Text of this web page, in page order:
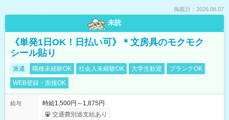
掲載日：2026.08.07
未読
《単発1日OK！日払い可》＊文房具のモクモク
シール貼り
派遣 職種未経験OK 社会人未経験OK 大学生歓迎
ブランクOK
WEB登録・面接OK
給与
時給1,500円～1,875円
交通費別途支給あり